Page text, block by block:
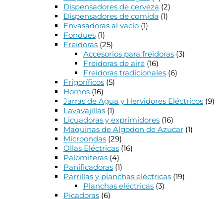
Dispensadores de cerveza (2)
Dispensadores de comida (1)
Envasadoras al vacío (1)
Fondues (1)
Freidoras (25)
Accesorios para freidoras (3)
Freidoras de aire (16)
Freidoras tradicionales (6)
Frigoríficos (5)
Hornos (16)
Jarras de Agua y Hervidores Eléctricos (9)
Lavavajillas (1)
Licuadoras y exprimidores (16)
Maquinas de Algodon de Azucar (1)
Microondas (29)
Ollas Eléctricas (16)
Palomiteras (4)
Panificadoras (1)
Parrillas y planchas eléctricas (19)
Planchas eléctricas (3)
Picadoras (6)